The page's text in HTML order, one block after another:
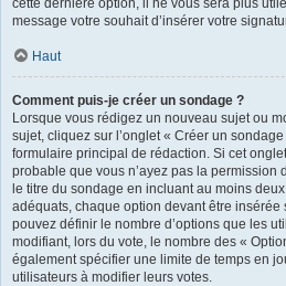
cette dernière option, il ne vous sera plus
message votre souhait d’insérer votre
Haut
Comment puis-je créer un sondage ?
Lorsque vous rédigez un nouveau sujet ou
sujet, cliquez sur l’onglet « Créer un
formulaire principal de rédaction. Si cet
probable que vous n’ayez pas la permission
le titre du sondage en incluant au moins
adéquats, chaque option devant être
pouvez définir le nombre d’options que les
modifiant, lors du vote, le nombre des «
également spécifier une limite de temps en
utilisateurs à modifier leurs votes.